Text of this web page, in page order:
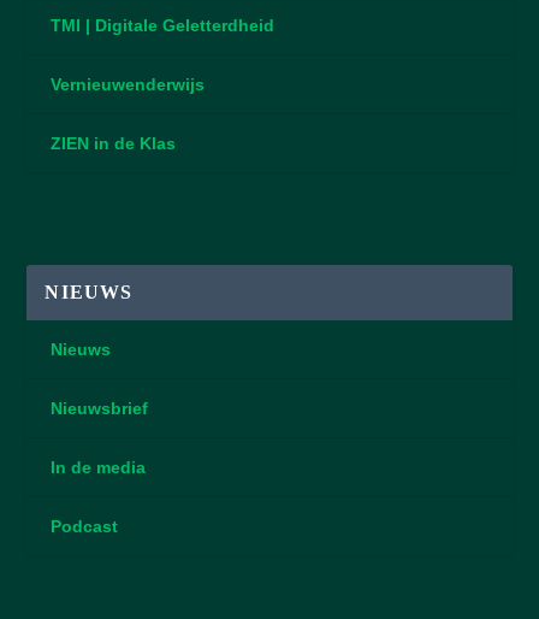
TMI | Digitale Geletterdheid
Vernieuwenderwijs
ZIEN in de Klas
NIEUWS
Nieuws
Nieuwsbrief
In de media
Podcast